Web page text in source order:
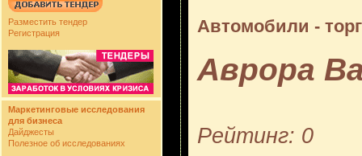
Разместить тендер
Регистрация
Маркетинговые исследования
для бизнеса
Дайджесты
Полезное об исследованиях
Автомобили -
Аврора
Рейтинг: 0